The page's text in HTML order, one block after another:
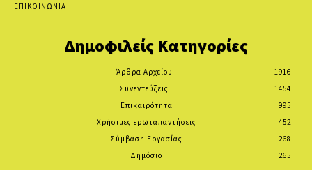
ΕΠΙΚΟΙΝΩΝΙΑ
Δημοφιλείς Κατηγορίες
Άρθρα Αρχείου
1916
Συνεντεύξεις
1454
Επικαιρότητα
995
Χρήσιμες ερωταπαντήσεις
452
Σύμβαση Εργασίας
268
Δημόσιο
265